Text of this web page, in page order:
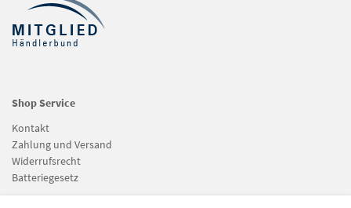
Shop Service
Kontakt
Zahlung und Versand
Widerrufsrecht
Batteriegesetz